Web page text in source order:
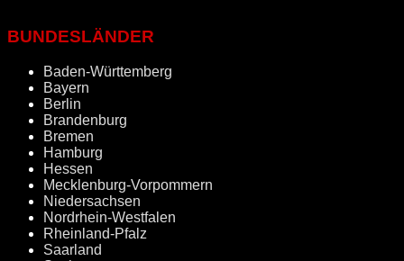
BUNDESLÄNDER
Baden-Württemberg
Bayern
Berlin
Brandenburg
Bremen
Hamburg
Hessen
Mecklenburg-Vorpommern
Niedersachsen
Nordrhein-Westfalen
Rheinland-Pfalz
Saarland